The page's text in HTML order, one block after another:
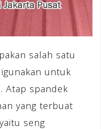
salah satu
untuk
Atap spandek
yang terbuat
seng